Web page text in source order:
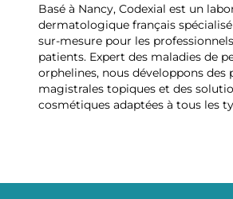
Basé à Nancy, Codexial est un
dermatologique français
sur-mesure pour les
patients. Expert des maladies de
orphelines, nous développons des
magistrales topiques et des
cosmétiques adaptées à tous les